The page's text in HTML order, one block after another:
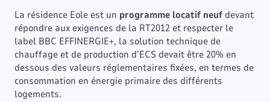
La résidence Eole est un programme locatif neuf devant
répondre aux exigences de la RT2012 et respecter le
label BBC EFFINERGIE+, la solution technique de
chauffage et de production d’ECS devait être 20% en
dessous des valeurs réglementaires fixées, en termes de
consommation en énergie primaire des différents
logements.